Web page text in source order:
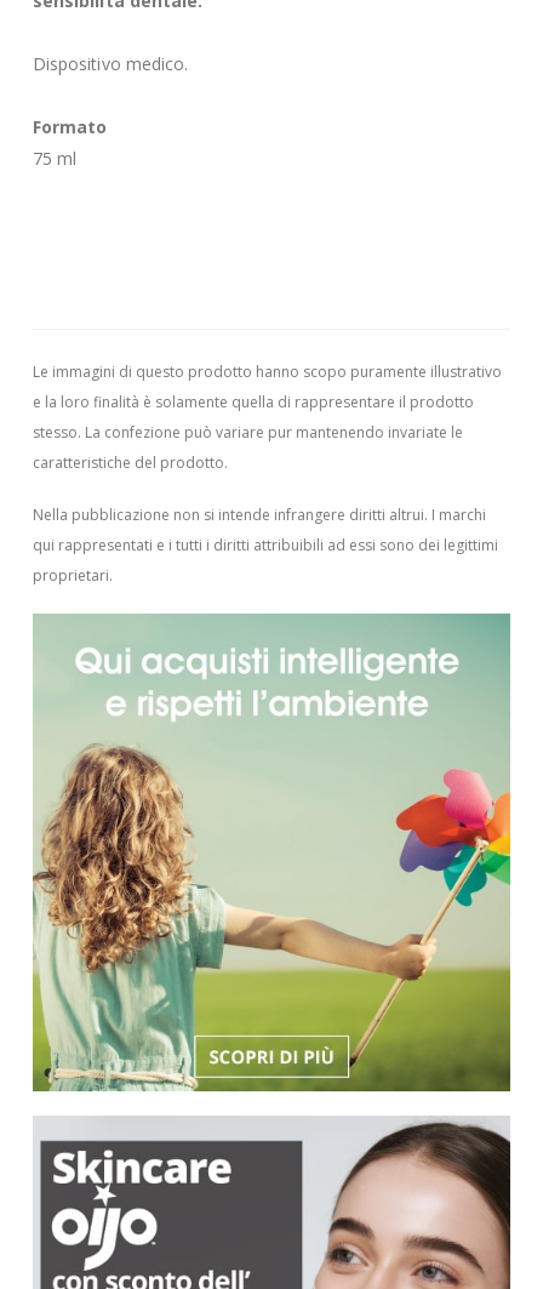
Dispositivo medico.
Formato
75 ml
Le immagini di questo prodotto hanno scopo puramente illustrativo
e la loro finalità è solamente quella di rappresentare il prodotto
stesso. La confezione può variare pur mantenendo invariate le
caratteristiche del prodotto.
Nella pubblicazione non si intende infrangere diritti altrui. I marchi
qui rappresentati e i tutti i diritti attribuibili ad essi sono dei legittimi
proprietari.